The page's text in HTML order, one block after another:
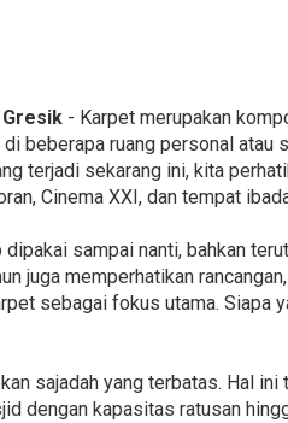
- Karpet merupakan
beberapa ruang personal
terjadi sekarang ini, kita
Cinema XXI, dan tempat
sampai nanti, bahkan
juga memperhatikan
sebagai fokus utama. Siapa
sajadah yang terbatas. Hal
dengan kapasitas ratusan